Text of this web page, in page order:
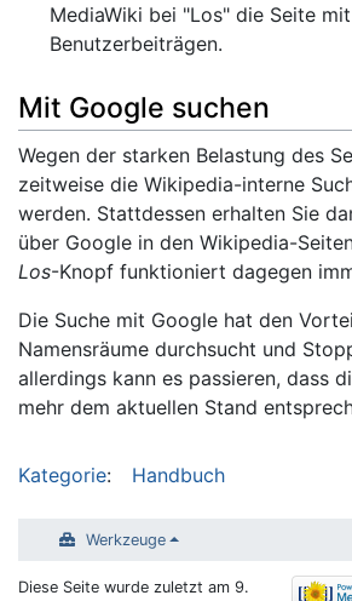
MediaWiki bei "Los" die Seite
Benutzerbeiträgen.
Mit Google suchen
Wegen der starken Belastung des
zeitweise die Wikipedia-interne
werden. Stattdessen erhalten Sie
über Google in den Wikipedia-
Los-Knopf funktioniert dagegen
Die Suche mit Google hat den
Namensräume durchsucht und
allerdings kann es passieren, dass
mehr dem aktuellen Stand
Kategorie: Handbuch
Werkzeuge
Diese Seite wurde zuletzt am 9.